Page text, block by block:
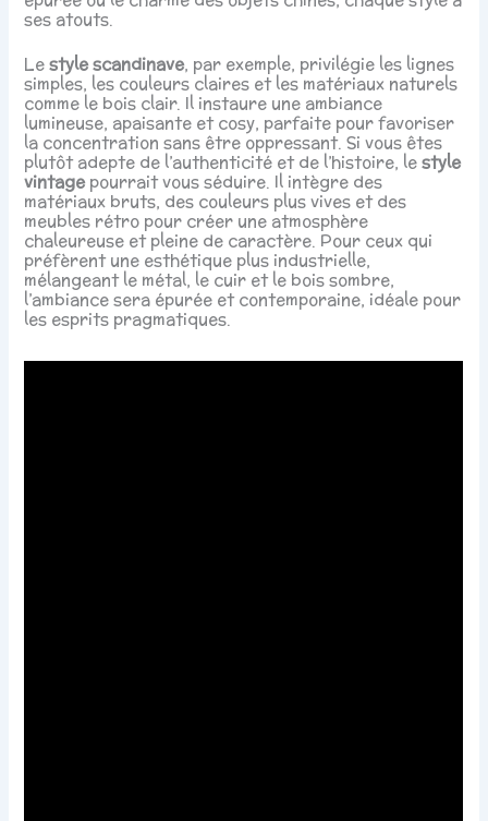
ses atouts.
Lestyle scandinave, par exemple, privilégie les lignes
simples, les couleurs claires et les matériaux naturels
comme le bois clair. Il instaure une ambiance
lumineuse, apaisante et cosy, parfaite pour favoriser
la concentration sans être oppressant. Si vous êtes
plutôt adepte de l’authenticité et de l’histoire, lestyle
vintagepourrait vous séduire. Il intègre des
matériaux bruts, des couleurs plus vives et des
meubles rétro pour créer une atmosphère
chaleureuse et pleine de caractère. Pour ceux qui
préfèrent une esthétique plus industrielle,
mélangeant le métal, le cuir et le bois sombre,
l’ambiance sera épurée et contemporaine, idéale pour
les esprits pragmatiques.